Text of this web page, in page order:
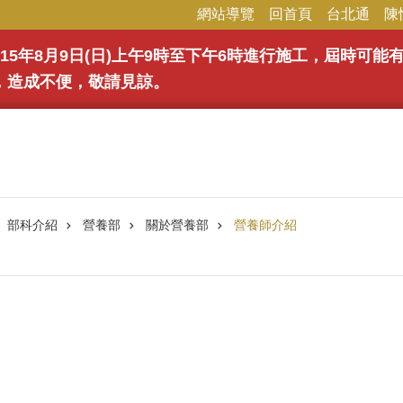
網站導覽 回首頁 台北通 陳
年8月9日(日)上午9時至下午6時進行施工，屆時可能
成不便，敬請見諒。
部科介紹 營養部 關於營養部 營養師介紹